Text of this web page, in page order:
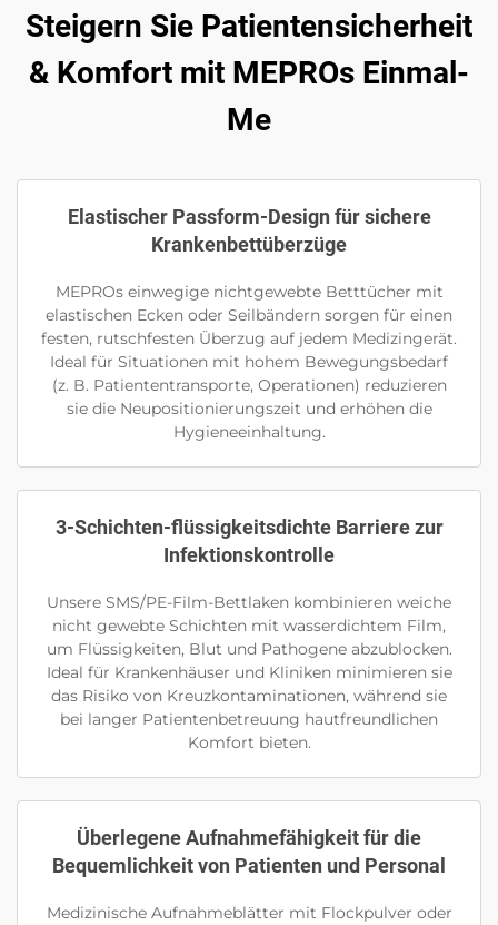
Steigern Sie Patientensicherheit
& Komfort mit MEPROs Einmal-
Me
Elastischer Passform-Design für sichere
Krankenbettüberzüge
MEPROs einwegige nichtgewebte Betttücher mit
elastischen Ecken oder Seilbändern sorgen für einen
festen, rutschfesten Überzug auf jedem Medizingerät.
Ideal für Situationen mit hohem Bewegungsbedarf
(z. B. Patiententransporte, Operationen) reduzieren
sie die Neupositionierungszeit und erhöhen die
Hygieneeinhaltung.
3-Schichten-flüssigkeitsdichte Barriere zur
Infektionskontrolle
Unsere SMS/PE-Film-Bettlaken kombinieren weiche
nicht gewebte Schichten mit wasserdichtem Film,
um Flüssigkeiten, Blut und Pathogene abzublocken.
Ideal für Krankenhäuser und Kliniken minimieren sie
das Risiko von Kreuzkontaminationen, während sie
bei langer Patientenbetreuung hautfreundlichen
Komfort bieten.
Überlegene Aufnahmefähigkeit für die
Bequemlichkeit von Patienten und Personal
Medizinische Aufnahmeblätter mit Flockpulver oder